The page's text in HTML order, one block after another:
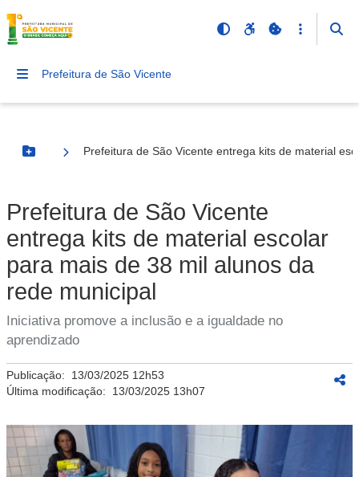
Prefeitura de São Vicente
Botão Menu
Prefeitura de São Vicente entrega kits de material
Prefeitura de São Vicente
entrega kits de material escolar
para mais de 38 mil alunos da
rede municipal
Iniciativa promove a inclusão e a igualdade no
aprendizado
Publicação: 13/03/2025 12h53
Última modificação: 13/03/2025 13h07